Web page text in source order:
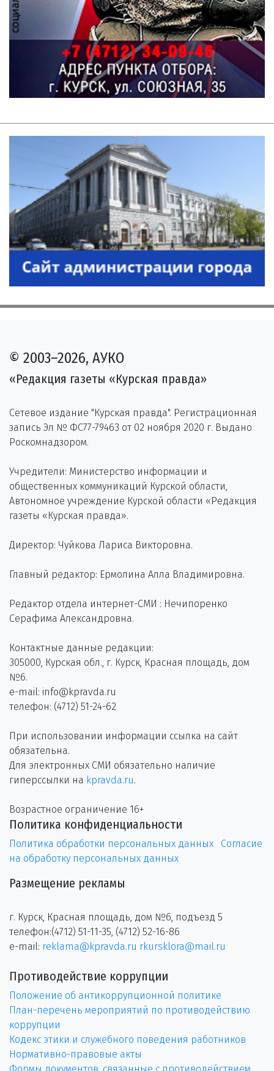
© 2003–2026, АУКО
«Редакция газеты «Курская правда»
Сетевое издание "Курская правда". Регистрационная
запись Эл № ФС77-79463 от 02 ноября 2020 г. Выдано
Роскомнадзором.
Учредители: Министерство информации и
общественных коммуникаций Курской области,
Автономное учреждение Курской области «Редакция
газеты «Курская правда».
Директор: Чуйкова Лариса Викторовна.
Главный редактор: Ермолина Алла Владимировна.
Редактор отдела интернет-СМИ : Нечипоренко
Серафима Александровна.
Контактные данные редакции:
305000, Курская обл., г. Курск, Красная площадь, дом
№6.
e-mail: info@kpravda.ru
телефон: (4712) 51-24-62
При использовании информации ссылка на сайт
обязательна.
Для электронных СМИ обязательно наличие
гиперссылки на kpravda.ru.
Возрастное ограничение 16+
Политика конфиденциальности
Политика обработки персональных данных
Согласие
на обработку персональных данных
Размещение рекламы
г. Курск, Красная площадь, дом №6, подъезд 5
телефон:(4712) 51-11-35, (4712) 52-16-86
e-mail: reklama@kpravda.ru rkursklora@mail.ru
Противодействие коррупции
Положение об антикоррупционной политике
План-перечень мероприятий по противодействию
коррупции
Кодекс этики и служебного поведения работников
Нормативно-правовые акты